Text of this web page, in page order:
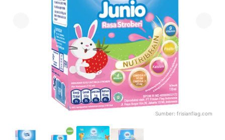
Sumber: frisianflag.com